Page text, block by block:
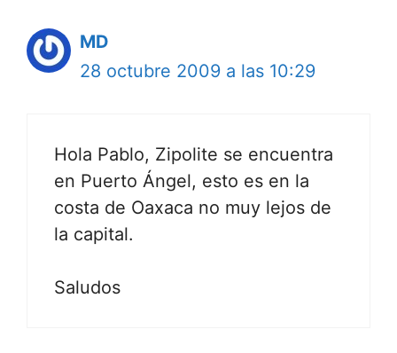
MD
28 octubre 2009 a las 10:29
Hola Pablo, Zipolite se encuentra
en Puerto Ángel, esto es en la
costa de Oaxaca no muy lejos de
la capital.
Saludos